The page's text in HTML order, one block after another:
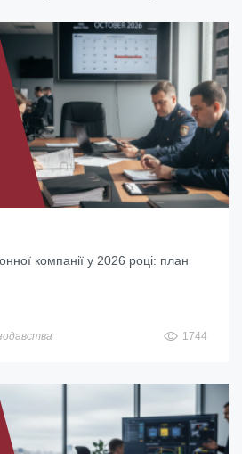
компанії у 2026 році: план
1744